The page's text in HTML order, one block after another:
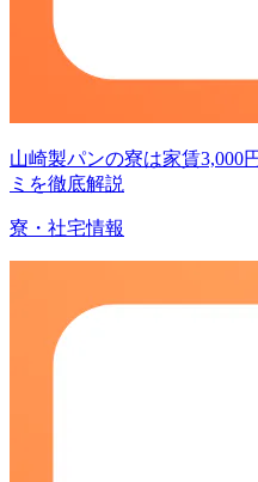
山崎製パンの寮は家賃3,000
ミを徹底解説
寮・社宅情報